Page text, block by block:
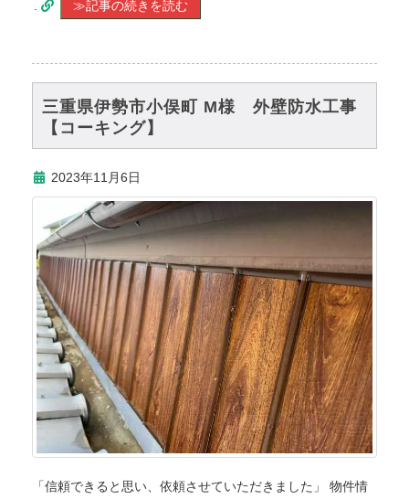
≫記事の続きを読む
三重県伊勢市小俣町 M様 外壁防水工事
【コーキング】
2023年11月6日
「信頼できると思い、依頼させていただきました」 物件情